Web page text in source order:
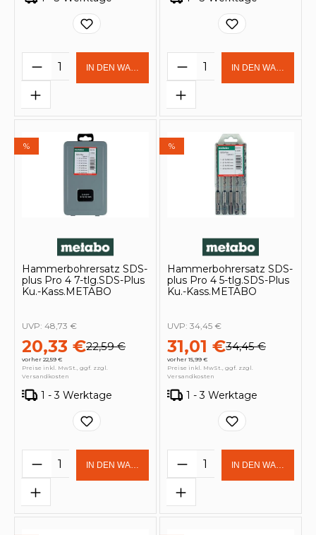
Produkt Anzahl: Gib den
IN DEN WARENKORB Produkt Anzahl:
IN DEN
%
Hammerbohrersatz SDS-
plus Pro 4 7-tlg.SDS-Plus
Ku.-Kass.METABO
20,33 €22,59 €
vorher 22,59 €
UVP: 48,73 €
Preise inkl. MwSt., ggf. zzgl.
Versandkosten
1 - 3 Werktage
Produkt Anzahl: Gib den
IN DEN WARENKORB
%
Hammerbohrersatz SDS-
plus Pro 4 5-tlg.SDS-Plus
Ku.-Kass.METABO
31,01 €34,45 €
vorher 15,99 €
UVP: 34,45 €
Preise inkl. MwSt., ggf. zzgl.
Versandkosten
1 - 3 Werktage
Produkt Anzahl:
IN DEN